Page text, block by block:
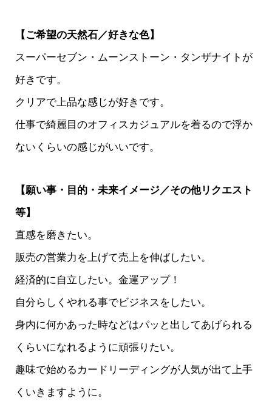
【ご希望の天然石／好きな色】
スーパーセブン・ムーンストーン・タンザナイトが
好きです。
クリアで上品な感じが好きです。
仕事で綺麗目のオフィスカジュアルを着るので浮か
ないくらいの感じがいいです。
【願い事・目的・未来イメージ／その他リクエスト
等】
直感を磨きたい。
販売の営業力を上げて売上を伸ばしたい。
経済的に自立したい。金運アップ！
自分らしくやれる事でビジネスをしたい。
身内に何かあった時などはパッと出してあげられる
くらいになれるように頑張りたい。
趣味で始めるカードリーディングが人気が出て上手
くいきますように。